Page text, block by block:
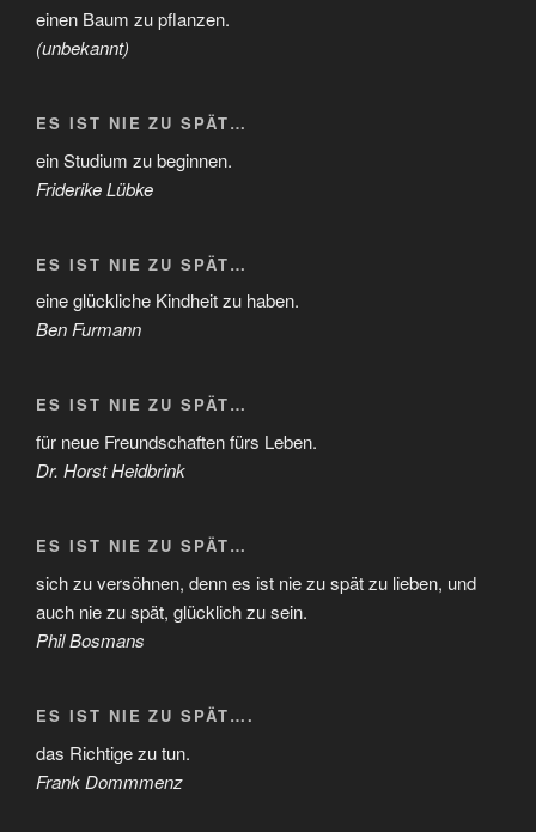
einen Baum zu pflanzen.
(unbekannt)
ES IST NIE ZU SPÄT…
ein Studium zu beginnen.
Friderike Lübke
ES IST NIE ZU SPÄT…
eine glückliche Kindheit zu haben.
Ben Furmann
ES IST NIE ZU SPÄT…
für neue Freundschaften fürs Leben.
Dr. Horst Heidbrink
ES IST NIE ZU SPÄT…
sich zu versöhnen, denn es ist nie zu spät zu lieben, und
auch nie zu spät, glücklich zu sein.
Phil Bosmans
ES IST NIE ZU SPÄT….
das Richtige zu tun.
Frank Dommmenz